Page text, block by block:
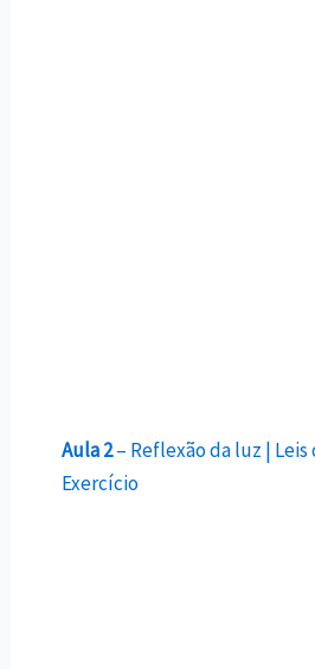
Aula 2– Reflexão da luz |
Exercício